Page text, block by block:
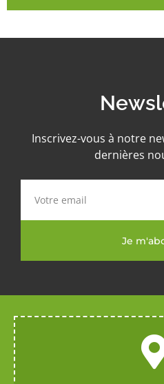
Inscrivez-vous à notre
dernières
Je